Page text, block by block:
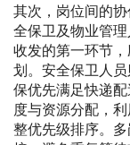
其次，岗位间的
全保卫及物业管
收发的第一环节
划。安全保卫人
保优先满足快递
度与资源分配，
整优先级排序。